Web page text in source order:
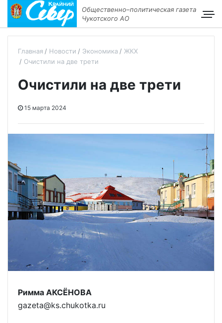
Общественно–политическая газета
Чукотского АО
Главная Новости Экономика
ЖКХ
Очистили на две трети
Очистили на две трети
15 марта 2024
Римма АКСЁНОВА
gazeta@ks.chukotka.ru